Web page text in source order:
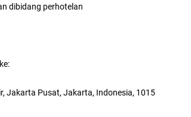
dibidang perhotelan
Jakarta Pusat, Jakarta, Indonesia, 1015